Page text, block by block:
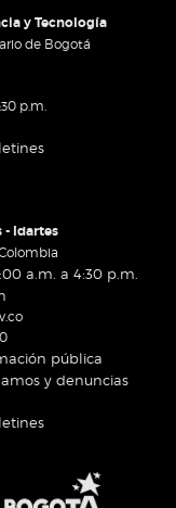
y Tecnología
de Bogotá
p.m.
Idartes
a.m. a 4:30 p.m.
pública
y denuncias